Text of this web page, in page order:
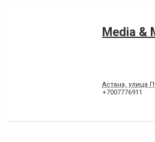
Media &
Астана, улица
+7007776911